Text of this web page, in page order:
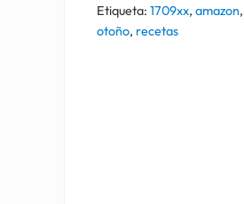
Etiqueta:1709xx,amazon
otoño, recetas